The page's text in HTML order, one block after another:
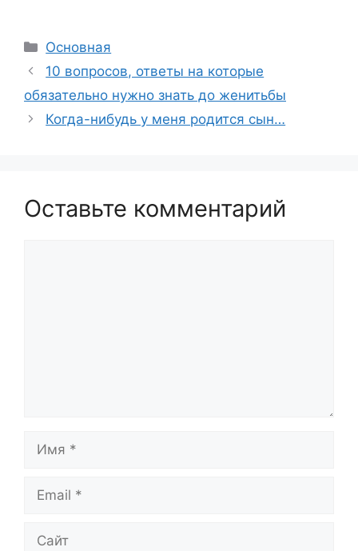
Рубрики
Основная
10 вопросов, ответы на которые
обязательно нужно знать до женитьбы
Когда-нибудь у меня родится сын…
Оставьте комментарий
Имя
Email
Сайт